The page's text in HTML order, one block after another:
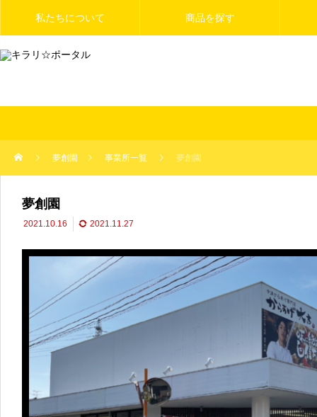
私たちについて 商品を探す
夢創園 事業所一覧 夢創園
夢創園
2021.10.16 2021.11.27